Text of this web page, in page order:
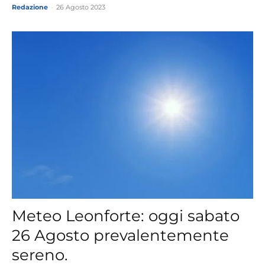
Redazione 26 Agosto 2023
Meteo Leonforte: oggi sabato
26 Agosto prevalentemente
sereno.